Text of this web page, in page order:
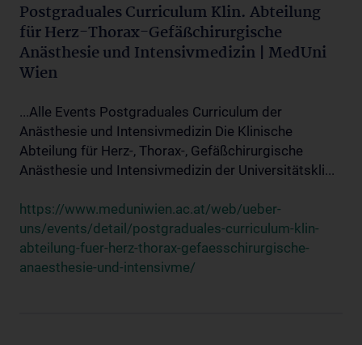
Postgraduales Curriculum Klin. Abteilung
für Herz-Thorax-Gefäßchirurgische
Anästhesie und Intensivmedizin | MedUni
Wien
...Alle Events Postgraduales Curriculum der
Anästhesie und Intensivmedizin Die Klinische
Abteilung für Herz-, Thorax-, Gefäßchirurgische
Anästhesie und Intensivmedizin der Universitätskli...
https://www.meduniwien.ac.at/web/ueber-
uns/events/detail/postgraduales-curriculum-klin-
abteilung-fuer-herz-thorax-gefaesschirurgische-
anaesthesie-und-intensivme/